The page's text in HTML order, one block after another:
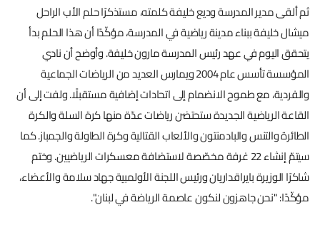
ثم ألقى مدير المدرسة وديع خليفة كلمته، مستذكرًا حلم الأب الراحل
ميشال خليفة ببناء مدينة رياضية في المدرسة، مؤكّدًا أن هذا الحلم بدأ
يتحقق اليوم في عهد رئيس المدرسة مارون خليفة. وأوضح أن نادي
المؤسسة تأسس عام 2004 ويمارس العديد من الرياضات الجماعية
والفردية، مع طموح الانضمام إلى اتحادات إضافية مستقبلًا. ولفت إلى أن
القاعة الرياضية الجديدة ستحتضن رياضات عدّة منها كرة السلة والكرة
الطائرة والتنس والبادمنتون والألعاب القتالية وكرة الطاولة والجمباز. كما
سيتمّ إنشاء 22 غرفة مخصّصة لاستضافة معسكرات الرياضيين. وختم
شاكرًا الوزيرة بايراقداريان ورئيس اللجنة الأولمبية جهاد سلامة والأعضاء،
مؤكّدًا: "نحن جاهزون لنكون عاصمة الرياضة في لبنان".